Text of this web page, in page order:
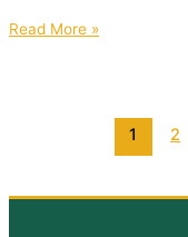
Devedeset
Read More »
1 2